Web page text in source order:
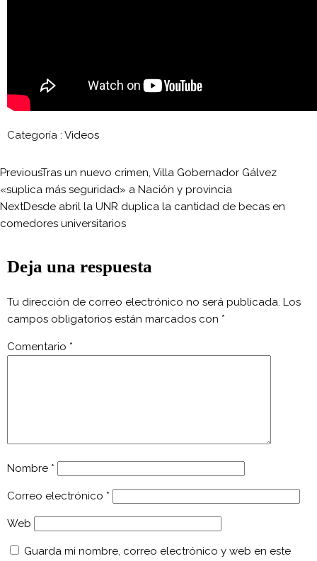
Categoría : Videos
PreviousTras un nuevo crimen, Villa Gobernador Gálvez
«suplica más seguridad» a Nación y provincia
NextDesde abril la UNR duplica la cantidad de becas en
comedores universitarios
Deja una respuesta
Tu dirección de correo electrónico no será publicada. Los
campos obligatorios están marcados con *
Comentario *
Nombre *
Correo electrónico *
Web
Guarda mi nombre, correo electrónico y web en este